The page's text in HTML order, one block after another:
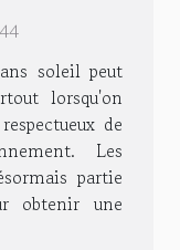
soleil peut
lorsqu'on
de
Les
partie
obtenir une